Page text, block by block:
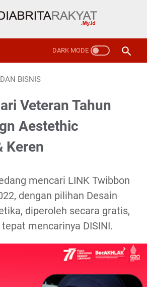
BISNIS
Veteran Tahun
Aestethic
Keren
mencari LINK Twibbon
dengan pilihan Desain
diperoleh secara gratis,
mencarinya DISINI.